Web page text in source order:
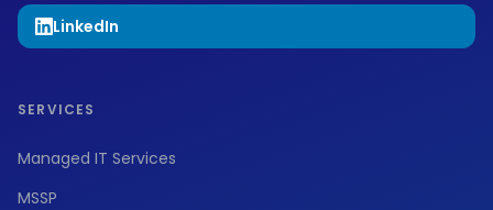
LinkedIn
SERVICES
Managed IT Services
MSSP